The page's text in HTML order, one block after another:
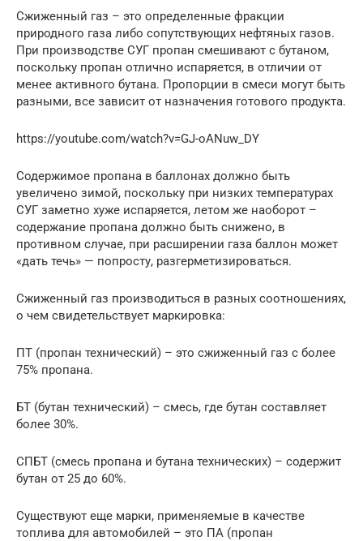
Сжиженный газ – это определенные фракции
природного газа либо сопутствующих нефтяных газов.
При производстве СУГ пропан смешивают с бутаном,
поскольку пропан отлично испаряется, в отличии от
менее активного бутана. Пропорции в смеси могут быть
разными, все зависит от назначения готового продукта.
https://youtube.com/watch?v=GJ-oANuw_DY
Содержимое пропана в баллонах должно быть
увеличено зимой, поскольку при низких температурах
СУГ заметно хуже испаряется, летом же наоборот –
содержание пропана должно быть снижено, в
противном случае, при расширении газа баллон может
«дать течь» — попросту, разгерметизироваться.
Сжиженный газ производиться в разных соотношениях,
о чем свидетельствует маркировка:
ПТ (пропан технический) – это сжиженный газ с более
75% пропана.
БТ (бутан технический) – смесь, где бутан составляет
более 30%.
СПБТ (смесь пропана и бутана технических) – содержит
бутан от 25 до 60%.
Существуют еще марки, применяемые в качестве
топлива для автомобилей – это ПА (пропан